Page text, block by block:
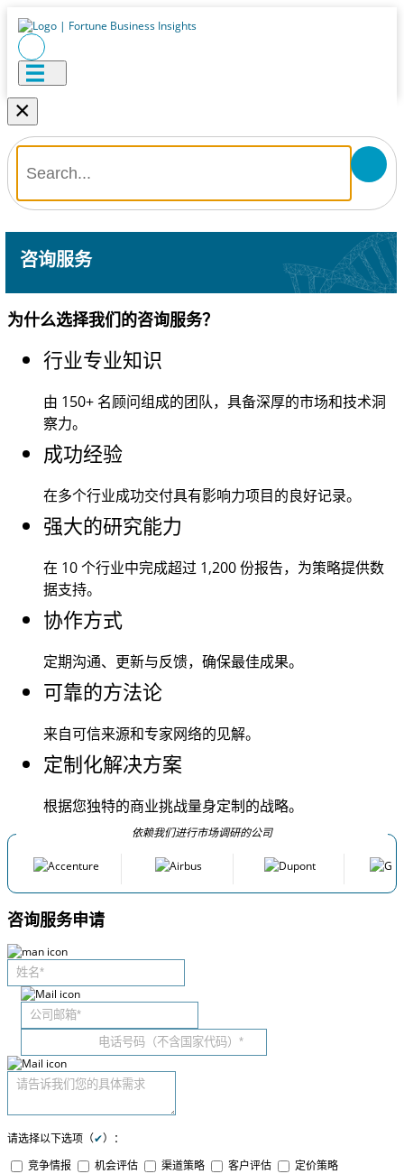
×
咨询服务
为什么选择我们的咨询服务？
行业专业知识
由 150+ 名顾问组成的团队，具备深厚的市场和技术洞
察力。
成功经验
在多个行业成功交付具有影响力项目的良好记录。
强大的研究能力
在 10 个行业中完成超过 1,200份报告，为策略提供数
据支持。
协作方式
定期沟通、更新与反馈，确保最佳成果。
可靠的方法论
来自可信来源和专家网络的见解。
定制化解决方案
根据您独特的商业挑战量身定制的战略。
依赖我们进行市场调研的公司
咨询服务申请
请选择以下选项（✔）：
竞争情报
机会评估 渠道策略 客户评估
定价策略